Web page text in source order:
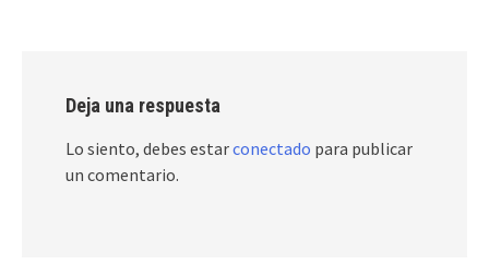
Deja una respuesta
Lo siento, debes estarconectado para publicar
un comentario.